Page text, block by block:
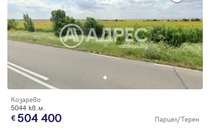
Козарево
5044 кв.м.
504 400 Парцел/Терен